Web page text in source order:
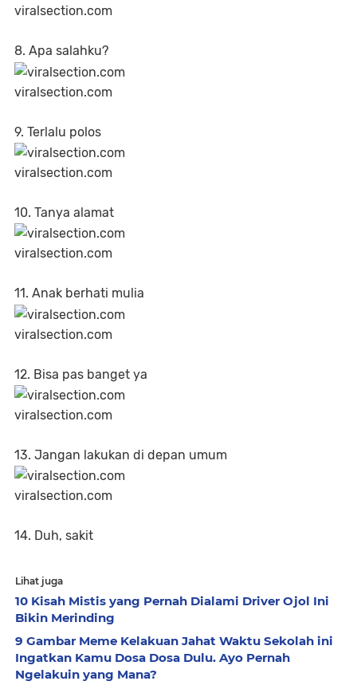
viralsection.com
8. Apa salahku?
viralsection.com
9. Terlalu polos
viralsection.com
10. Tanya alamat
viralsection.com
11. Anak berhati mulia
viralsection.com
12. Bisa pas banget ya
viralsection.com
13. Jangan lakukan di depan umum
viralsection.com
14. Duh, sakit
Lihat juga
10 Kisah Mistis yang Pernah Dialami Driver Ojol Ini
Bikin Merinding
9 Gambar Meme Kelakuan Jahat Waktu Sekolah ini
Ingatkan Kamu Dosa Dosa Dulu. Ayo Pernah
Ngelakuin yang Mana?